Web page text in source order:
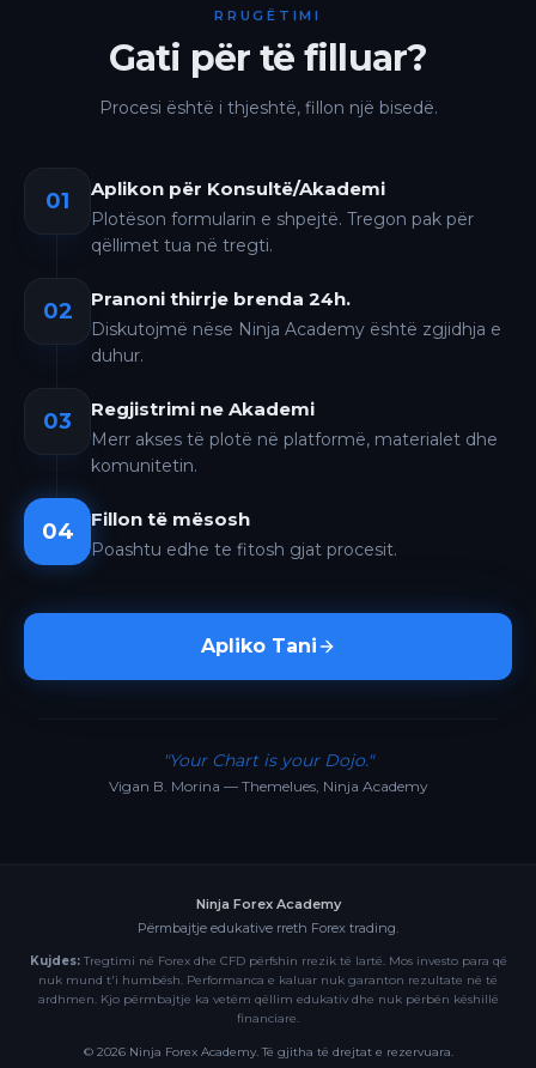
RRUGËTIMI
Gati për të filluar?
Procesi është i thjeshtë, fillon një bisedë.
01 Aplikon për Konsultë/Akademi
Plotëson formularin e shpejtë. Tregon pak për
qëllimet tua në tregti.
02 Pranoni thirrje brenda 24h.
Diskutojmë nëse Ninja Academy është zgjidhja e
duhur.
03 Regjistrimi ne Akademi
Merr akses të plotë në platformë, materialet dhe
komunitetin.
04 Fillon të mësosh
Poashtu edhe te fitosh gjat procesit.
Apliko Tani
"Your Chart is your Dojo."
Vigan B. Morina — Themelues, Ninja Academy
Ninja Forex Academy
Përmbajtje edukative rreth Forex trading.
Kujdes:Tregtimi në Forex dhe CFD përfshin rrezik të lartë. Mos investo para që
nuk mund t'i humbësh. Performanca e kaluar nuk garanton rezultate në të
ardhmen. Kjo përmbajtje ka vetëm qëllim edukativ dhe nuk përbën këshillë
financiare.
© 2026Ninja Forex Academy. Të gjitha të drejtat e rezervuara.